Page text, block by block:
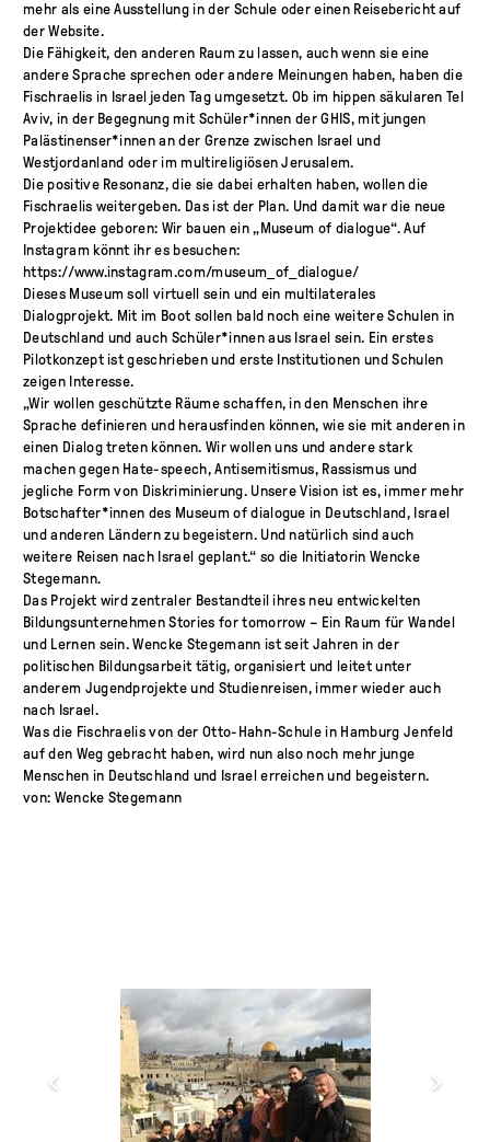
mehr als eine Ausstellung in der Schule oder einen Reisebericht auf
der Website.
Die Fähigkeit, den anderen Raum zu lassen, auch wenn sie eine
andere Sprache sprechen oder andere Meinungen haben, haben die
Fischraelis in Israel jeden Tag umgesetzt. Ob im hippen säkularen Tel
Aviv, in der Begegnung mit Schüler*innen der GHIS, mit jungen
Palästinenser*innen an der Grenze zwischen Israel und
Westjordanland oder im multireligiösen Jerusalem.
Die positive Resonanz, die sie dabei erhalten haben, wollen die
Fischraelis weitergeben. Das ist der Plan. Und damit war die neue
Projektidee geboren: Wir bauen ein „Museum of dialogue“. Auf
Instagram könnt ihr es besuchen:
https://www.instagram.com/museum_of_dialogue/
Dieses Museum soll virtuell sein und ein multilaterales
Dialogprojekt. Mit im Boot sollen bald noch eine weitere Schulen in
Deutschland und auch Schüler*innen aus Israel sein. Ein erstes
Pilotkonzept ist geschrieben und erste Institutionen und Schulen
zeigen Interesse.
„Wir wollen geschützte Räume schaffen, in den Menschen ihre
Sprache definieren und herausfinden können, wie sie mit anderen in
einen Dialog treten können. Wir wollen uns und andere stark
machen gegen Hate-speech, Antisemitismus, Rassismus und
jegliche Form von Diskriminierung. Unsere Vision ist es, immer mehr
Botschafter*innen des Museum of dialogue in Deutschland, Israel
und anderen Ländern zu begeistern. Und natürlich sind auch
weitere Reisen nach Israel geplant.“ so die Initiatorin Wencke
Stegemann.
Das Projekt wird zentraler Bestandteil ihres neu entwickelten
Bildungsunternehmen Stories for tomorrow – Ein Raum für Wandel
und Lernen sein. Wencke Stegemann ist seit Jahren in der
politischen Bildungsarbeit tätig, organisiert und leitet unter
anderem Jugendprojekte und Studienreisen, immer wieder auch
nach Israel.
Was die Fischraelis von der Otto-Hahn-Schule in Hamburg Jenfeld
auf den Weg gebracht haben, wird nun also noch mehr junge
Menschen in Deutschland und Israel erreichen und begeistern.
von: Wencke Stegemann